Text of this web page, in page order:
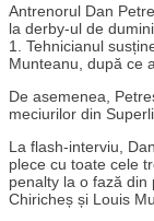
Antrenorul Dan
la derby-ul de
1. Tehnicianul
Munteanu, după ce
De asemenea,
meciurilor din
La flash-interviu,
plece cu toate cele
penalty la o fază
Chiricheș și Louis